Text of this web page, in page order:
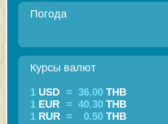
Погода
Курсы валют
1 USD = 36.00 THB
1 EUR = 40.30 THB
1 RUR = 0.50 THB